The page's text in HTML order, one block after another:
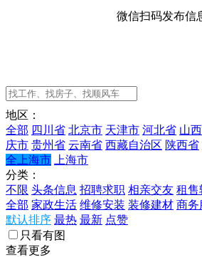
微信扫码发布信
地区：
全部 四川省 北京市 天津市 河北省 山
庆市 贵州省 云南省 西藏自治区 陕西省
全上海市
上海市
分类：
不限 头条信息 招聘求职 相亲交友 租售
全部 家政生活 维修安装 装修建材 商务
默认排序 最热 最新 点赞
只看有图
查看更多